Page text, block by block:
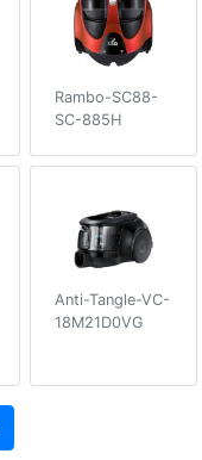
Rambo-SC88-
SC-885H
Anti-Tangle-VC-
18M21D0VG